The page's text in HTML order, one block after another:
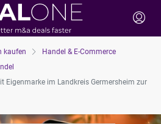
kaufen
Handel & E-Commerce
Eigenmarke im Landkreis Germersheim zur